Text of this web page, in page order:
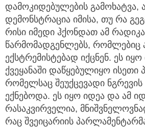
დამოკიდებულების გამოხატვა,
დემონსტრაცია იმისა, თუ რა
რისი იმედი ჰქონდათ ამ
წარმომადგენლებს,
ექსტრემისტებად იქცნენ. ეს
ქვეყანაში დაწყებულიყო ისეთი
რომელსაც შეუქცევადი ნგრევის
ექნებოდა. ეს იყო იდეა და ამ
რასაკვირველია,
რაც შვეიცარიის